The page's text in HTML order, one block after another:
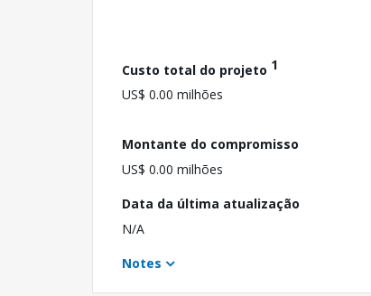
Custo total do projeto 1
US$ 0.00 milhões
Montante do compromisso
US$ 0.00 milhões
Data da última atualização
N/A
Notes